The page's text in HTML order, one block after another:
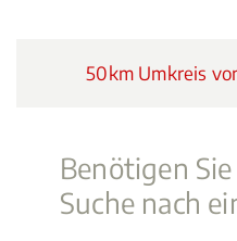
50km Umkreis
Benötigen
Suche nach